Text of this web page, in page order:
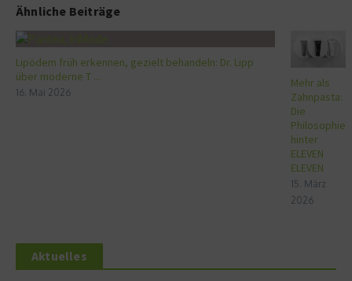
Ähnliche Beiträge
Lipödem früh erkennen, gezielt behandeln: Dr. Lipp
über moderne T ...
16. Mai 2026
Mehr als
Zahnpasta:
Die
Philosophie
hinter
ELEVEN
ELEVEN
15. März
2026
Aktuelles